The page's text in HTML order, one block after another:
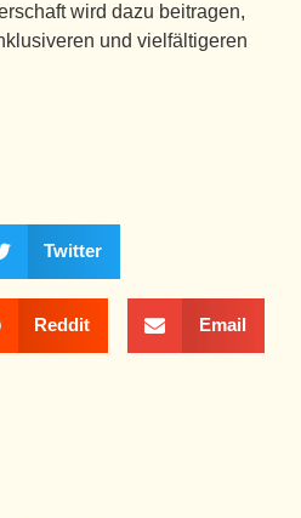
wird dazu beitragen,
und vielfältigeren
Twitter
Reddit Email